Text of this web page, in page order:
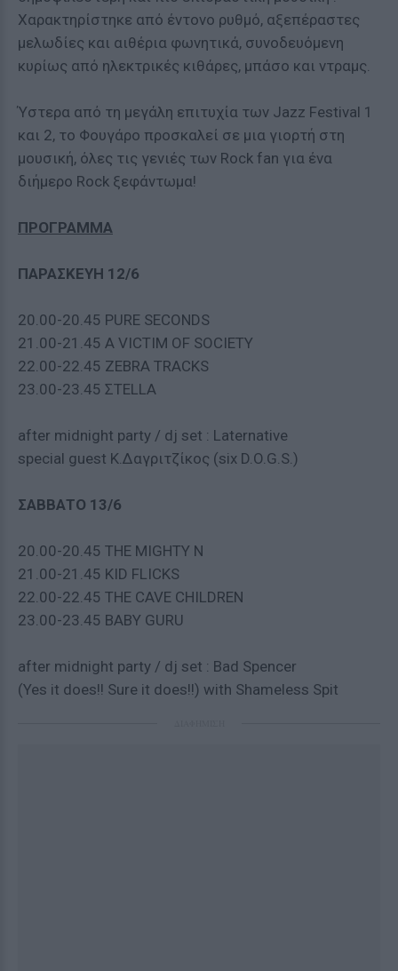
Χαρακτηρίστηκε από έντονο ρυθμό, αξεπέραστες
μελωδίες και αιθέρια φωνητικά, συνοδευόμενη
κυρίως από ηλεκτρικές κιθάρες, μπάσο και ντραμς.
Ύστερα από τη μεγάλη επιτυχία των Jazz Festival 1
και 2, το Φουγάρο προσκαλεί σε μια γιορτή στη
μουσική, όλες τις γενιές των Rock fan για ένα
διήμερο Rock ξεφάντωμα!
ΠΡΟΓΡΑΜΜΑ
ΠΑΡΑΣΚΕΥΗ 12/6
20.00-20.45 PURE SECONDS
21.00-21.45 A VICTIM OF SOCIETY
22.00-22.45 ZEBRA TRACKS
23.00-23.45 ΣTELLA
after midnight party / dj set : Laternative
special guest Κ.Δαγριτζίκος (six D.O.G.S.)
ΣΑΒΒΑΤΟ 13/6
20.00-20.45 THE MIGHTY N
21.00-21.45 KID FLICKS
22.00-22.45 THE CAVE CHILDREN
23.00-23.45 BABY GURU
after midnight party / dj set : Bad Spencer
(Yes it does!! Sure it does!!) with Shameless Spit